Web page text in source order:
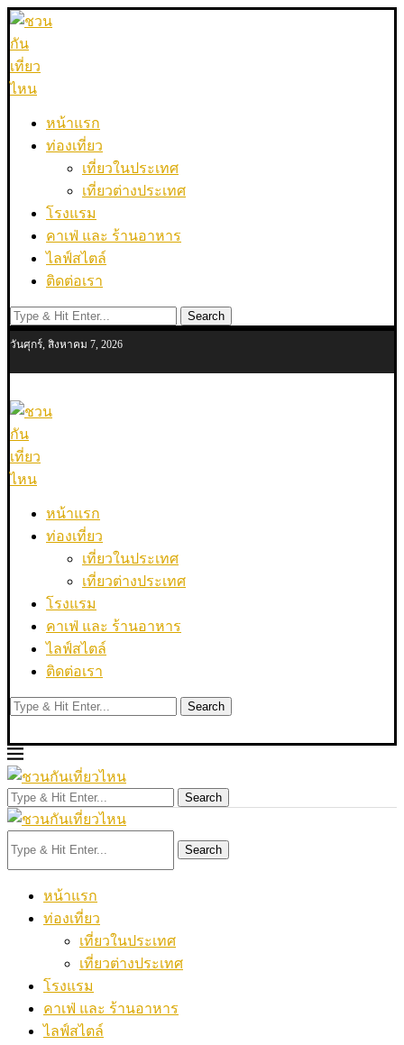
หน้าแรก
ท่องเที่ยว
เที่ยวในประเทศ
เที่ยวต่างประเทศ
โรงแรม
คาเฟ่ และ ร้านอาหาร
ไลฟ์สไตล์
ติดต่อเรา
Search
วันศุกร์, สิงหาคม 7, 2026
หน้าแรก
ท่องเที่ยว
เที่ยวในประเทศ
เที่ยวต่างประเทศ
โรงแรม
คาเฟ่ และ ร้านอาหาร
ไลฟ์สไตล์
ติดต่อเรา
Search
Search
Search
หน้าแรก
ท่องเที่ยว
เที่ยวในประเทศ
เที่ยวต่างประเทศ
โรงแรม
คาเฟ่ และ ร้านอาหาร
ไลฟ์สไตล์